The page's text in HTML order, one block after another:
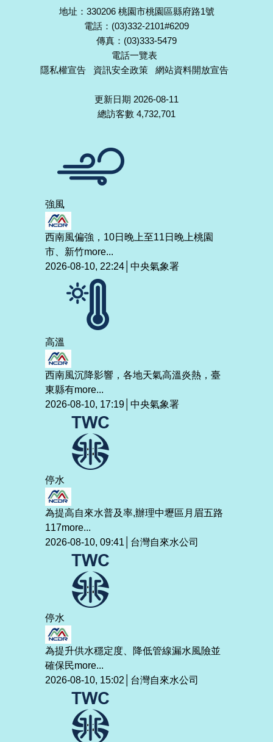
地址：330206 桃園市桃園區縣府路1號
電話：(03)332-2101#6209
傳真：(03)333-5479
電話一覽表
隱私權宣告
資訊安全政策 網站資料開放宣告
更新日期 2026-08-11
總訪客數 4,732,701
強風
西南風偏強，10日晚上至11日晚上桃園
市、新竹more...
2026-08-10, 22:24│中央氣象署
高溫
西南風沉降影響，各地天氣高溫炎熱，臺
東縣有more...
2026-08-10, 17:19│中央氣象署
停水
為提高自來水普及率,辦理中壢區月眉五路
117more...
2026-08-10, 09:41│台灣自來水公司
停水
為提升供水穩定度、降低管線漏水風險並
確保民more...
2026-08-10, 15:02│台灣自來水公司